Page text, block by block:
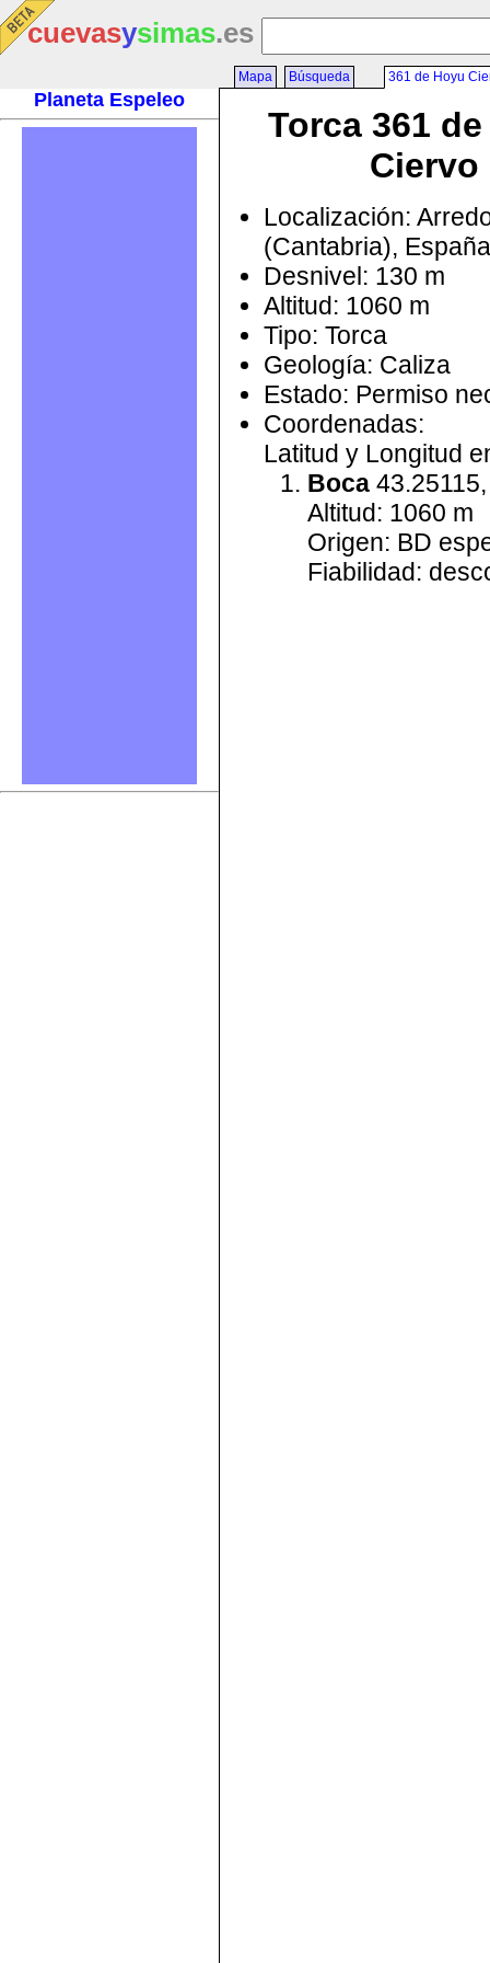
cuevasysimas.es
Planeta Espeleo
Mapa Búsqueda 361 de Hoyu
Torca 361
Ciervo
Localización:
(Cantabria), España
Desnivel: 130 m
Altitud: 1060 m
Tipo: Torca
Geología: Caliza
Estado: Permiso
Coordenadas:
Latitud y Longitud
Boca
Altitud: 1060 m
Origen: BD
Fiabilidad: